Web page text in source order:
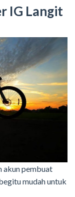
IG Langit
akun pembuat
mudah untuk